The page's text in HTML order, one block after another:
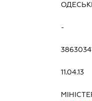
-
11.04.13